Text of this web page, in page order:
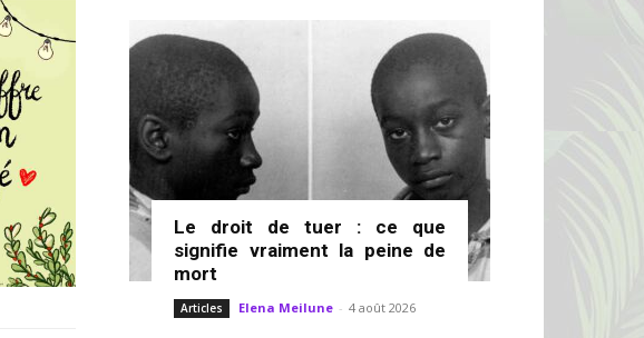
Le droit de tuer : ce que
signifie vraiment la peine de
mort
Articles Elena Meilune - 4 août 2026